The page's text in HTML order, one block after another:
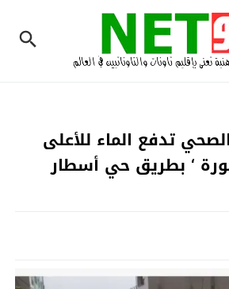
تدفع الماء للأعلى
‘ بطريق حي أسطار